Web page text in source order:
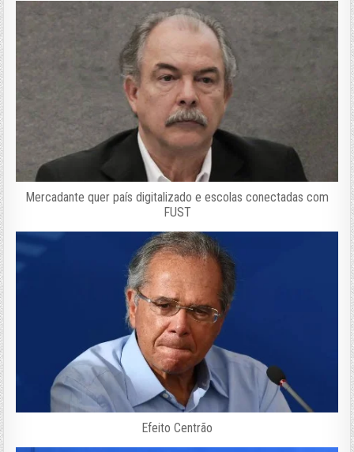
Mercadante quer país digitalizado e escolas conectadas com
FUST
Efeito Centrão